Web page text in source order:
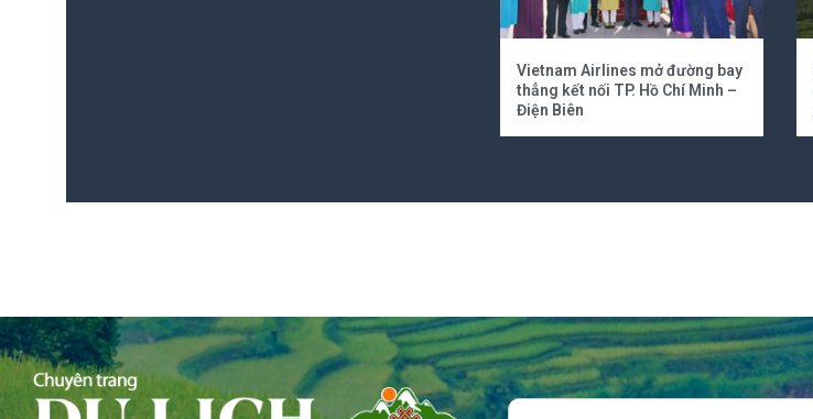
Vietnam Airlines mở đường bay
thẳng kết nối TP. Hồ Chí Minh –
Điện Biên
Search